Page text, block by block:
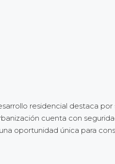
residencial destaca
cuenta con
oportunidad única para